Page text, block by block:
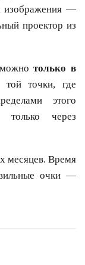
изображения —
проектор из
можнотолько в
точки, где
этого
через
месяцев. Время
очки —